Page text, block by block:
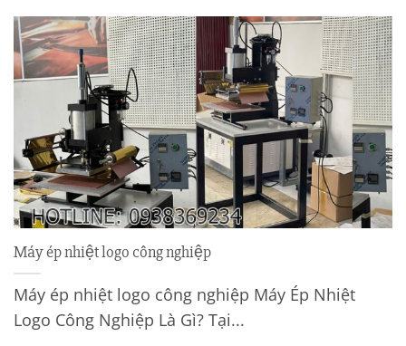
Máy ép nhiệt logo công nghiệp
Máy ép nhiệt logo công nghiệp Máy Ép Nhiệt
Logo Công Nghiệp Là Gì? Tại...